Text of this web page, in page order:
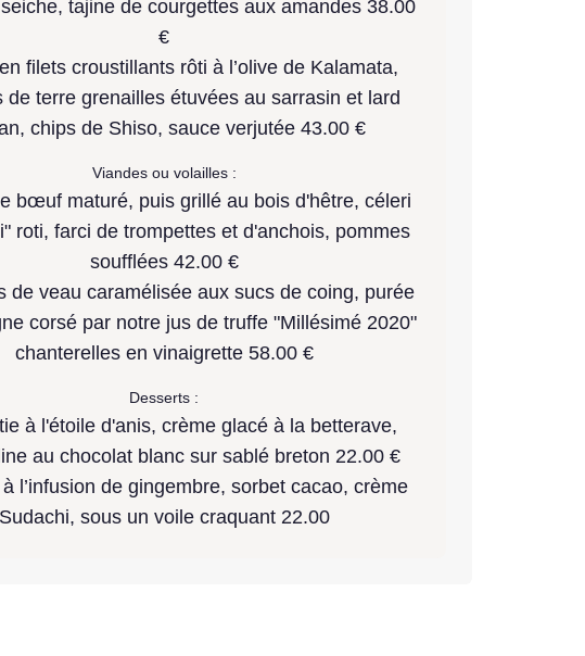
seiche, tajine de courgettes aux amandes 38.00
€
filets croustillants rôti à l’olive de Kalamata,
de terre grenailles étuvées au sarrasin et lard
chips de Shiso, sauce verjutée 43.00 €
Viandes ou volailles :
bœuf maturé, puis grillé au bois d'hêtre, céleri
roti, farci de trompettes et d'anchois, pommes
soufflées 42.00 €
de veau caramélisée aux sucs de coing, purée
corsé par notre jus de truffe "Millésimé 2020"
chanterelles en vinaigrette 58.00 €
Desserts :
à l'étoile d'anis, crème glacé à la betterave,
au chocolat blanc sur sablé breton 22.00 €
l’infusion de gingembre, sorbet cacao, crème
Sudachi, sous un voile craquant 22.00